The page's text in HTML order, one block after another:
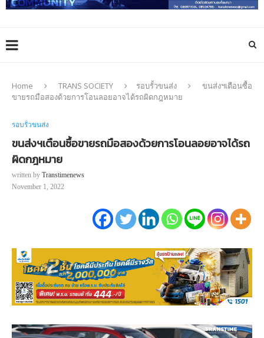
Home TRANS SOCIETY รอบรั้วขนส่ง
ขนส่งฯเตือนซื้อ
ขายรถมือสองด้วยการโอนลอยอาจได้รถผิดกฎหมาย
รอบรั้วขนส่ง
ขนส่งฯเตือนซื้อขายรถมือสองด้วยการโอนลอยอาจได้รถ
ผิดกฎหมาย
written by Transtimenews
November 1, 2022